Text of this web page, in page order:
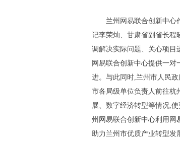
兰州网易联合创新中心
记李荣灿、甘肃省副省长程
调解决实际问题、关心项目
网易联合创新中心提供一对
进。与此同时,兰州市人民
市各局级单位负责人前往杭
展、数字经济转型等情况,
州网易联合创新中心利用网
助力兰州市优质产业转型发